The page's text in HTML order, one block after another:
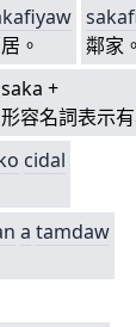
。
鄰家。
saka +
形容名詞表示
cidal
a tamdaw